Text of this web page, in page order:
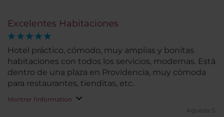
Excelentes Habitaciones
Hotel práctico, cómodo, muy amplias y bonitas
habitaciones con todos los servicios, modernas. Está
dentro de una plaza en Providencia, muy cómoda
para restaurantes, tienditas, etc.
Montrer l'information
Agueda S.